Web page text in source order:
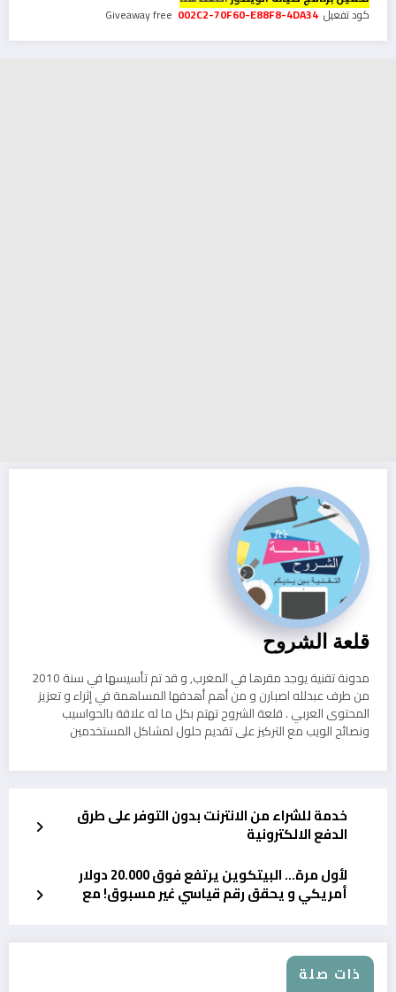
كود تفعيل Giveaway free002C2-70F60-E88F8-4DA34
قلعة الشروح
مدونة تقنية يوجد مقرها في المغرب, و قد تم تأسيسها في سنة 2010
من طرف عبدلله اصبارن و من أهم أهدفها المساهمة في إثراء و تعزيز
المحتوى العربي . قلعة الشروح تهتم بكل ما له علاقة بالحواسيب
ونصائح الويب مع التركيز على تقديم حلول لمشاكل المستخدمين
خدمة للشراء من الانترنت بدون التوفر على طرق
الدفع الالكترونية
لأول مرة… البيتكوين يرتفع فوق 20.000 دولار
أمريكي و يحقق رقم قياسي غير مسبوق! مع
طريقة الحصول عليه
ذات صلة